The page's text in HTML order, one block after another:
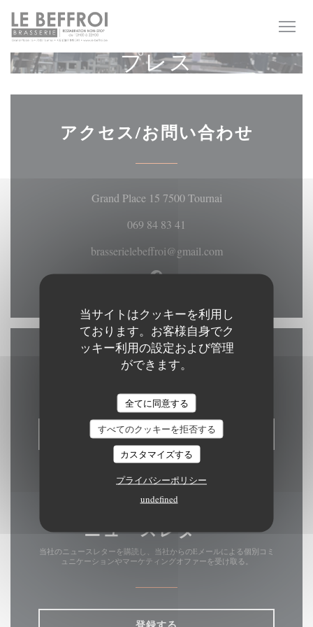
クッキー利用の管理について
当サイトはクッキーを利用し
ております。お客様自身でク
ッキー利用の設定および管理
ができます。
全てに同意する
すべてのクッキーを拒否する
カスタマイズする
プライバシーポリシー
undefined
プレス
アクセス/お問い合わせ
Grand Place 15 7500 Tournai((新しいウィンド
069 84 83 41
brasserielebeffroi@gmail.com
Facebook ((新しいウィン
お問い合わせ
予約
ニュースレター*
当社のニュースレターを購読し、当社からのEメールによる個別コミ
ュニケーションやマーケティングオファーを受け取る。